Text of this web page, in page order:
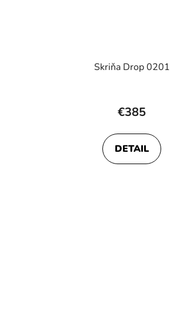
Skriňa Drop 0201
€385
DETAIL